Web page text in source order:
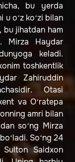
bu yerda
o‘z ko‘zi bilan
bu jihatdan ham
Mirza Haydar
keladi.
toshkentlik
Zahiruddin
Otasi
va O‘ratepa
amri bilan
so‘ng Mirza
So‘ng 24
Saidxon